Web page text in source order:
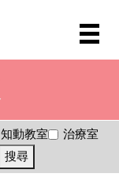
知動教室
治療室
搜尋